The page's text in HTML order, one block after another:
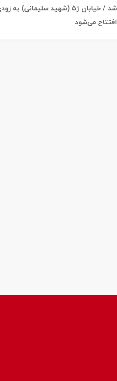
شد / خیابان ژ۵ (شهید سلیمانی) به
افتتاح می‌شود